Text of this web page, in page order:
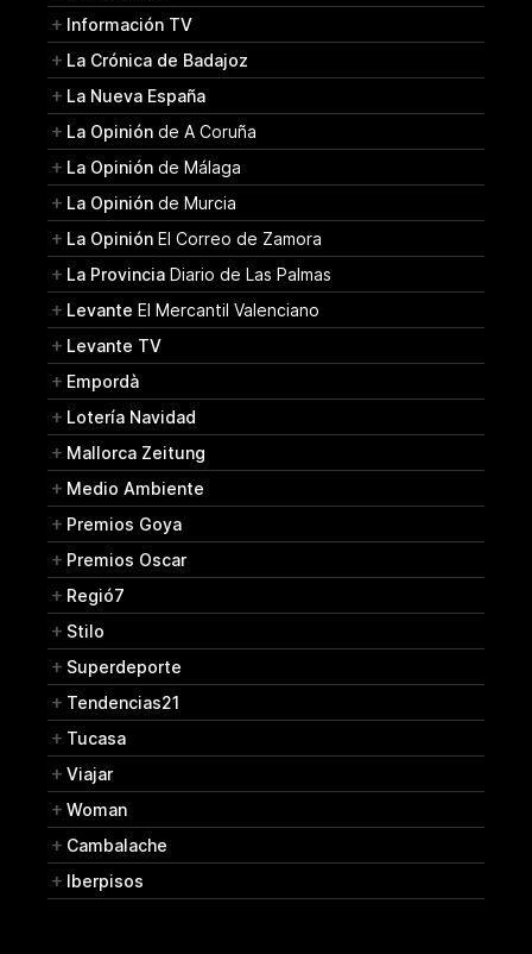
Información TV
La Crónica de Badajoz
La Nueva España
La Opinión de A Coruña
La Opinión de Málaga
La Opinión de Murcia
La Opinión El Correo de Zamora
La Provincia Diario de Las Palmas
Levante El Mercantil Valenciano
Levante TV
Empordà
Lotería Navidad
Mallorca Zeitung
Medio Ambiente
Premios Goya
Premios Oscar
Regió7
Stilo
Superdeporte
Tendencias21
Tucasa
Viajar
Woman
Cambalache
Iberpisos